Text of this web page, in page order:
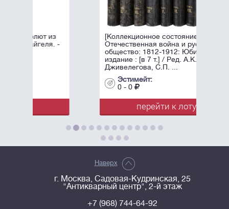
[Коллекционное состояние].
Отечественная война и русское
общество: 1812-1912: Юбилейное
издание : [в 7 т.] / Ред. А.К.
Дживелегова, С.П. ...
перейти к лоту
Наверх
г. Москва, Садовая-Кудринская, 25
"Антикварный центр", 2-й этаж
+7 (968) 744-64-92